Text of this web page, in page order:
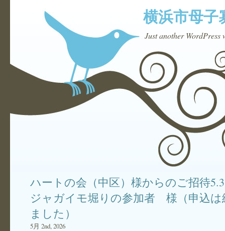
横浜市母子
Just another WordPress
ハートの会（中区）様からのご招待
ジャガイモ堀りの参加者 様（申込は
ました）
5月 2nd, 2026